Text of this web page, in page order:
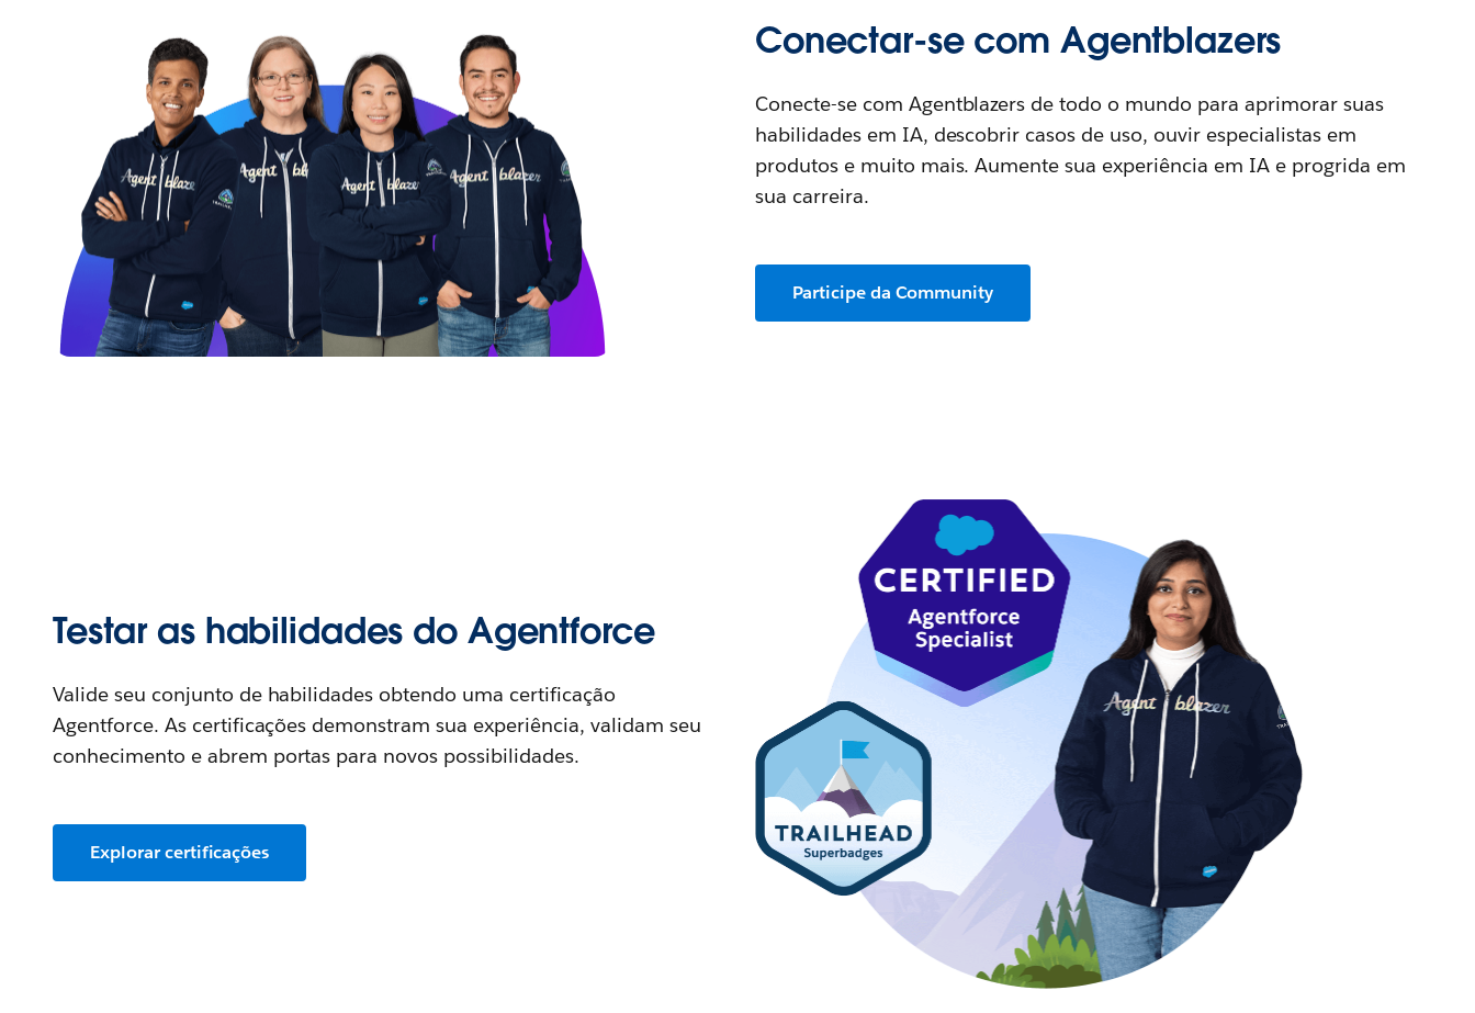
Conectar-se com Agentblazers
Conecte-se com Agentblazers de todo o mundo para aprimorar suas
habilidades em IA, descobrir casos de uso, ouvir especialistas em
produtos e muito mais. Aumente sua experiência em IA e progrida em
sua carreira.
Participe da Community
Testar as habilidades do Agentforce
Valide seu conjunto de habilidades obtendo uma certificação
Agentforce. As certificações demonstram sua experiência, validam seu
conhecimento e abrem portas para novos possibilidades.
Explorar certificações